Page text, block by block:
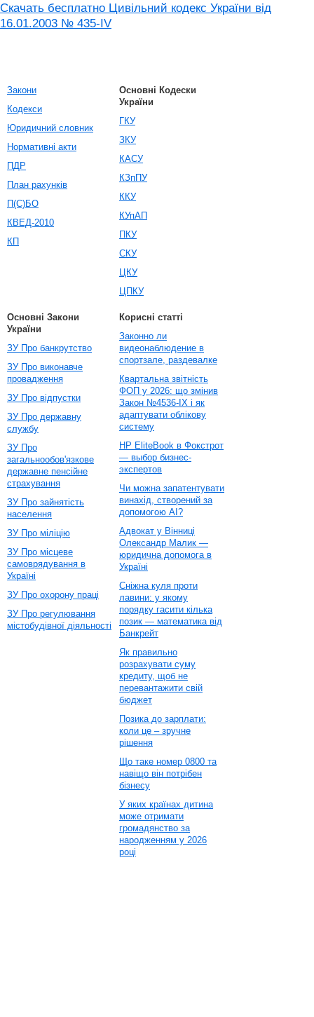
Скачать бесплатно Цивільний кодекс України від
16.01.2003 № 435-IV
Закони
Кодекси
Юридичний словник
Нормативні акти
ПДР
План рахунків
П(С)БО
КВЕД-2010
КП
Основні Кодески
України
ГКУ
ЗКУ
КАСУ
КЗпПУ
ККУ
КУпАП
ПКУ
СКУ
ЦКУ
ЦПКУ
Основні Закони
України
ЗУ Про банкрутство
ЗУ Про виконавче
провадження
ЗУ Про відпустки
ЗУ Про державну
службу
ЗУ Про
загальнообов'язкове
державне пенсійне
страхування
ЗУ Про зайнятість
населення
ЗУ Про міліцію
ЗУ Про місцеве
самоврядування в
Україні
ЗУ Про охорону праці
ЗУ Про регулювання
містобудівної діяльності
Корисні статті
Законно ли
видеонаблюдение в
спортзале, раздевалке
Квартальна звітність
ФОП у 2026: що змінив
Закон №4536-IX і як
адаптувати облікову
систему
HP EliteBook в Фокстрот
— выбор бизнес-
экспертов
Чи можна запатентувати
винахід, створений за
допомогою AI?
Адвокат у Вінниці
Олександр Малик —
юридична допомога в
Україні
Сніжна куля проти
лавини: у якому
порядку гасити кілька
позик — математика від
Банкрейт
Як правильно
розрахувати суму
кредиту, щоб не
перевантажити свій
бюджет
Позика до зарплати:
коли це – зручне
рішення
Що таке номер 0800 та
навіщо він потрібен
бізнесу
У яких країнах дитина
може отримати
громадянство за
народженням у 2026
році